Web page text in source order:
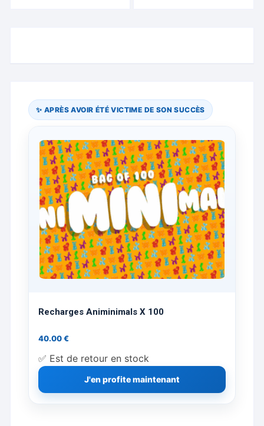
✨ APRÈS AVOIR ÉTÉ VICTIME DE SON SUCCÈS
Recharges Animinimals X 100
40.00€
✅ Est de retour en stock
J'en profite maintenant